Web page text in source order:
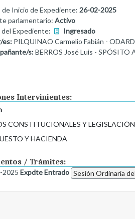
de Inicio de Expediente: 26-02-2025
parlamentario: Activo
del Expediente:
Ingresado
es:PILQUINAO Carmelio Fabián -
s:BERROS José Luis - SPÓSITO
Intervinientes:
CONSTITUCIONALES Y
Y HACIENDA
/ Trámites:
2025 Expdte Entrado Sesión Ordinaria